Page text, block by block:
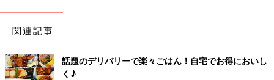
関連記事
話題のデリバリーで楽々ごはん！自宅でお得においし
く♪